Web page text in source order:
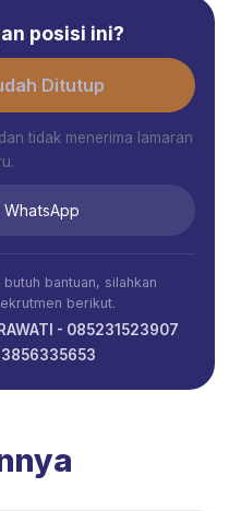
posisi ini?
Ditutup
tidak menerima lamaran
bantuan, silahkan
berikut.
- 085231523907